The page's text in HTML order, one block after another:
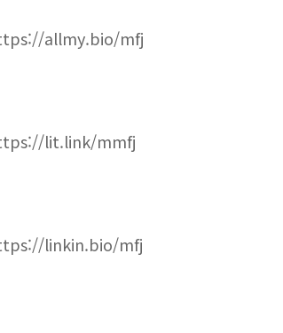
allmy.bio/mfj
lit.link/mmfj
linkin.bio/mfj